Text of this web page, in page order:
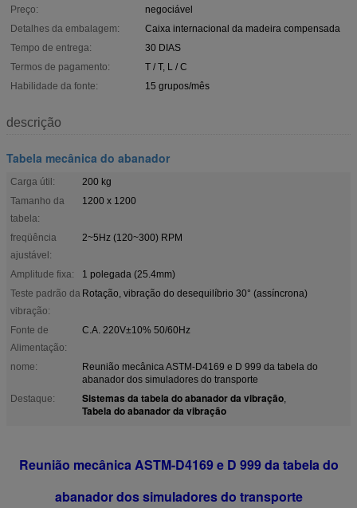
Preço:
negociável
Detalhes da embalagem:
Caixa internacional da madeira compensada
Tempo de entrega:
30 DIAS
Termos de pagamento:
T / T, L / C
Habilidade da fonte:
15 grupos/mês
descrição
Tabela mecânica do abanador
Carga útil:
200 kg
Tamanho da
tabela:
1200 x 1200
freqüência
ajustável:
2~5Hz (120~300) RPM
Amplitude fixa:
1 polegada (25.4mm)
Teste padrão da
vibração:
Rotação, vibração do desequilíbrio 30° (assíncrona)
Fonte de
Alimentação:
C.A. 220V±10% 50/60Hz
nome:
Reunião mecânica ASTM-D4169 e D 999 da tabela do
abanador dos simuladores do transporte
Destaque:
Sistemas da tabela do abanador da vibração,
Tabela do abanador da vibração
Reunião mecânica ASTM-D4169 e D 999 da tabela do
abanador dos simuladores do transporte